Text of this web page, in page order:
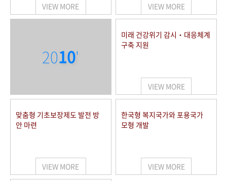
VIEW MORE VIEW MORE
2010'
미래 건강위기 감시‧대응체계
구축 지원
VIEW MORE
맞춤형 기초보장제도 발전 방
안 마련
VIEW MORE
한국형 복지국가와 포용국가
모형 개발
VIEW MORE